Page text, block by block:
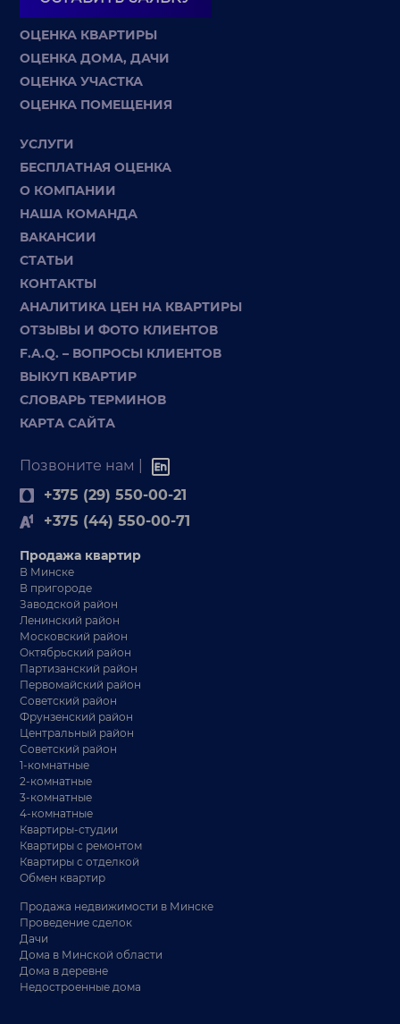
ОЦЕНКА КВАРТИРЫ
ОЦЕНКА ДОМА, ДАЧИ
ОЦЕНКА УЧАСТКА
ОЦЕНКА ПОМЕЩЕНИЯ
УСЛУГИ
БЕСПЛАТНАЯ ОЦЕНКА
О КОМПАНИИ
НАША КОМАНДА
ВАКАНСИИ
СТАТЬИ
КОНТАКТЫ
АНАЛИТИКА ЦЕН НА КВАРТИРЫ
ОТЗЫВЫ И ФОТО КЛИЕНТОВ
F.A.Q. – ВОПРОСЫ КЛИЕНТОВ
ВЫКУП КВАРТИР
СЛОВАРЬ ТЕРМИНОВ
КАРТА САЙТА
Позвоните нам |
+375 (29) 550-00-21
+375 (44) 550-00-71
Продажа квартир
В Минске
В пригороде
Заводской район
Ленинский район
Московский район
Октябрьский район
Партизанский район
Первомайский район
Советский район
Фрунзенский район
Центральный район
Советский район
1-комнатные
2-комнатные
3-комнатные
4-комнатные
Квартиры-студии
Квартиры с ремонтом
Квартиры с отделкой
Обмен квартир
Продажа недвижимости в Минске
Проведение сделок
Дачи
Дома в Минской области
Дома в деревне
Недостроенные дома